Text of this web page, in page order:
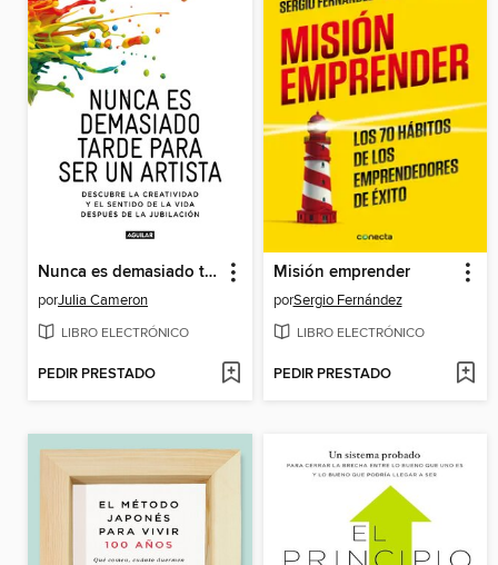
Nunca es demasiado tarde para ser un artista
porJulia Cameron
LIBRO ELECTRÓNICO
PEDIR PRESTADO
Misión emprender
porSergio Fernández
LIBRO ELECTRÓNICO
PEDIR PRESTADO